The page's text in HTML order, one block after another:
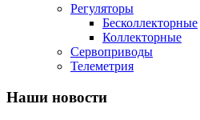
Регуляторы
Бесколлекторные
Коллекторные
Сервоприводы
Телеметрия
Наши новости